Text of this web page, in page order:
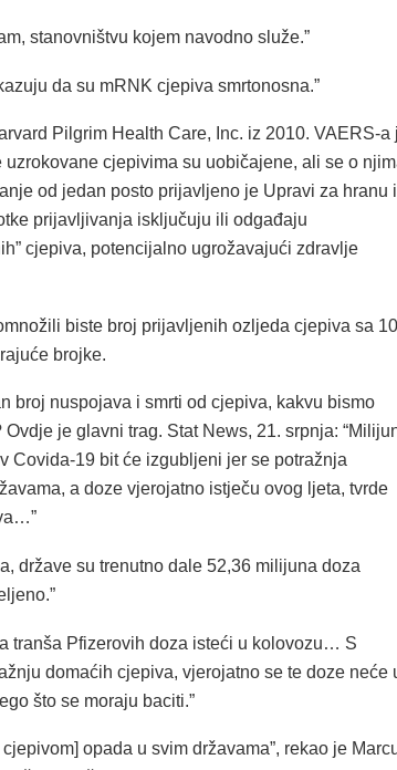
stanovništvu kojem navodno služe.”
da su mRNK cjepiva smrtonosna.”
Pilgrim Health Care, Inc. iz 2010. VAERS-a
uzrokovane cjepivima su uobičajene, ali se o
od jedan posto prijavljeno je Upravi za hranu i
prijavljivanja isključuju ili odgađaju
cjepiva, potencijalno ugrožavajući zdravlje
biste broj prijavljenih ozljeda cjepiva sa
brojke.
broj nuspojava i smrti od cjepiva, kakvu bismo
je glavni trag. Stat News, 21. srpnja:
Covida-19 bit će izgubljeni jer se potražnja
a doze vjerojatno istječu ovog ljeta, tvrde
države su trenutno dale 52,36 milijuna doza
tranša Pfizerovih doza isteći u kolovozu… S
domaćih cjepiva, vjerojatno se te doze neće
što se moraju baciti.”
opada u svim državama”, rekao je